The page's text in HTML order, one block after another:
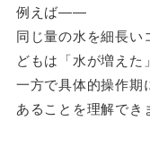
例えば――
同じ量の水を細長い
どもは「水が増えた
一方で具体的操作期
あることを理解でき